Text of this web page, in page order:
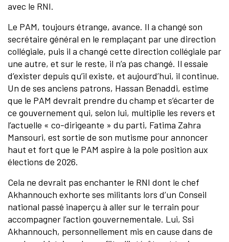
avec le RNI.
Le PAM, toujours étrange, avance. Il a changé son
secrétaire général en le remplaçant par une direction
collégiale, puis il a changé cette direction collégiale par
une autre, et sur le reste, il n’a pas changé. Il essaie
d’exister depuis qu’il existe, et aujourd’hui, il continue.
Un de ses anciens patrons, Hassan Benaddi, estime
que le PAM devrait prendre du champ et s’écarter de
ce gouvernement qui, selon lui, multiplie les revers et
l’actuelle « co-dirigeante » du parti, Fatima Zahra
Mansouri, est sortie de son mutisme pour annoncer
haut et fort que le PAM aspire à la pole position aux
élections de 2026.
Cela ne devrait pas enchanter le RNI dont le chef
Akhannouch exhorte ses militants lors d’un Conseil
national passé inaperçu à aller sur le terrain pour
accompagner l’action gouvernementale. Lui, Ssi
Akhannouch, personnellement mis en cause dans de